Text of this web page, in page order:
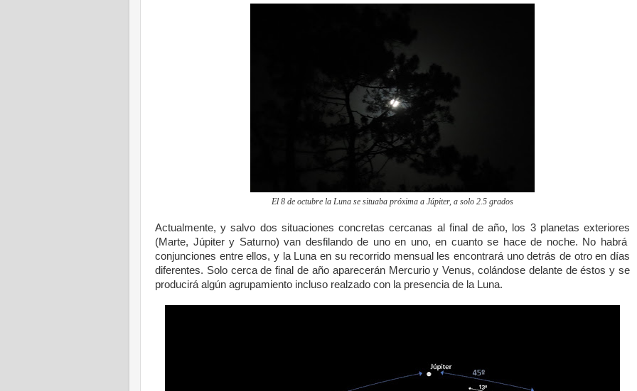
El 8 de octubre la Luna se situaba próxima a Júpiter, a solo 2.5 grados
Actualmente, y salvo dos situaciones concretas cercanas al final de año, los 3 planetas exteriores
(Marte, Júpiter y Saturno) van desfilando de uno en uno, en cuanto se hace de noche. No habrá
conjunciones entre ellos, y la Luna en su recorrido mensual les encontrará uno detrás de otro en días
diferentes. Solo cerca de final de año aparecerán Mercurio y Venus, colándose delante de éstos y se
producirá algún agrupamiento incluso realzado con la presencia de la Luna.